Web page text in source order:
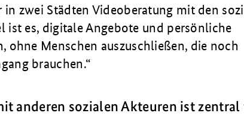
in zwei Städten Videoberatung mit den
ist es, digitale Angebote und persönliche
ohne Menschen auszuschließen, die noch
brauchen.
anderen sozialen Akteuren ist